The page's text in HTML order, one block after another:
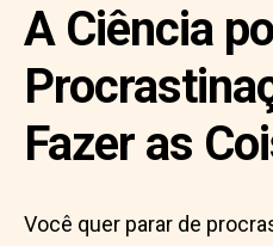
A Ciência
Fazer as
Você quer parar de